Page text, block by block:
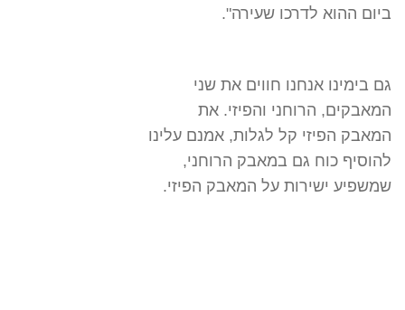
ביום ההוא לדרכו שעירה".
גם בימינו אנחנו חווים את שני
המאבקים, הרוחני והפיזי. את
המאבק הפיזי קל לגלות, אמנם עלינו
להוסיף כוח גם במאבק הרוחני,
שמשפיע ישירות על המאבק הפיזי.